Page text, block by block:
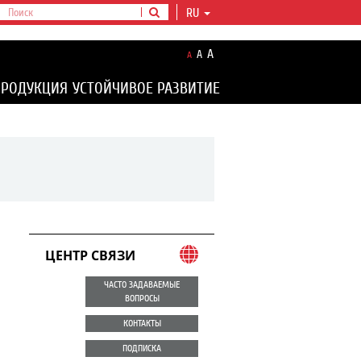
RU
A A A
УСТОЙЧИВОЕ РАЗВИТИЕ
ЦЕНТР СВЯЗИ
ЧАСТО ЗАДАВАЕМЫЕ
ВОПРОСЫ
КОНТАКТЫ
ПОДПИСКА